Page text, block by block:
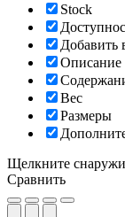
Stock
Добавить
Описание
Вес
Размеры
Щелкните
Сравнить